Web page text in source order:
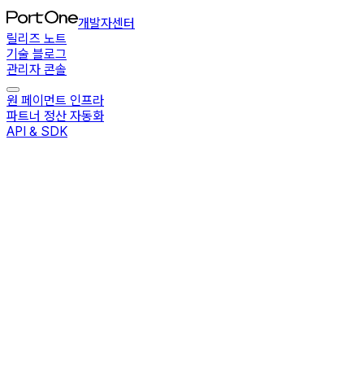
개발자센터
릴리즈 노트
기술 블로그
관리자 콘솔
원 페이먼트 인프라
파트너 정산 자동화
API & SDK